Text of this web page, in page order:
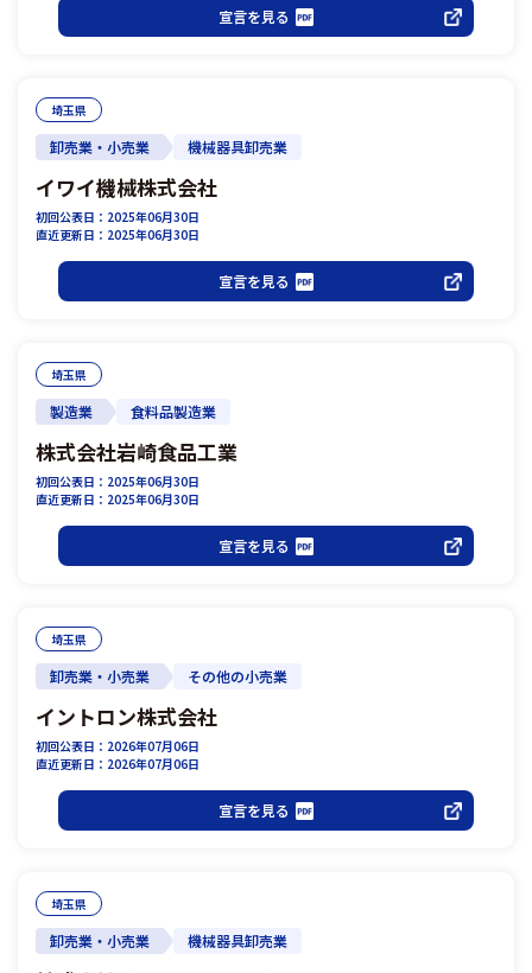
宣言を見る
埼玉県
卸売業・小売業 機械器具卸売業
イワイ機械株式会社
初回公表日：2025年06月30日
直近更新日：2025年06月30日
宣言を見る
埼玉県
製造業 食料品製造業
株式会社岩崎食品工業
初回公表日：2025年06月30日
直近更新日：2025年06月30日
宣言を見る
埼玉県
卸売業・小売業 その他の小売業
イントロン株式会社
初回公表日：2026年07月06日
直近更新日：2026年07月06日
宣言を見る
埼玉県
卸売業・小売業 機械器具卸売業